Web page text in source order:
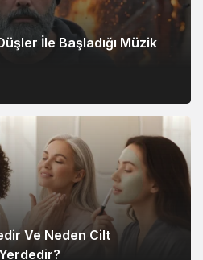
İle Başladığı Müzik
Ve Neden Cilt